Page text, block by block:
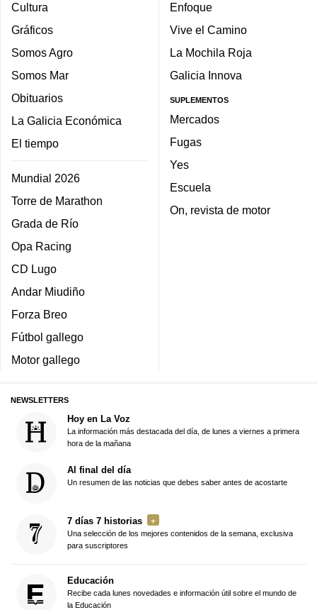
Cultura
Gráficos
Somos Agro
Somos Mar
Obituarios
La Galicia Económica
El tiempo
Mundial 2026
Torre de Marathon
Grada de Río
Opa Racing
CD Lugo
Andar Miudiño
Forza Breo
Fútbol gallego
Motor gallego
Enfoque
Vive el Camino
La Mochila Roja
Galicia Innova
SUPLEMENTOS
Mercados
Fugas
Yes
Escuela
On, revista de motor
NEWSLETTERS
Hoy en La Voz
La información más destacada del día, de lunes a viernes a primera
hora de la mañana
Al final del día
Un resumen de las noticias que debes saber antes de acostarte
7 días 7 historias
Una selección de los mejores contenidos de la semana, exclusiva
para suscriptores
Educación
Recibe cada lunes novedades e información útil sobre el mundo de
la Educación